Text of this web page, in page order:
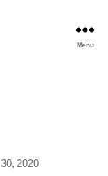
Menu
2020